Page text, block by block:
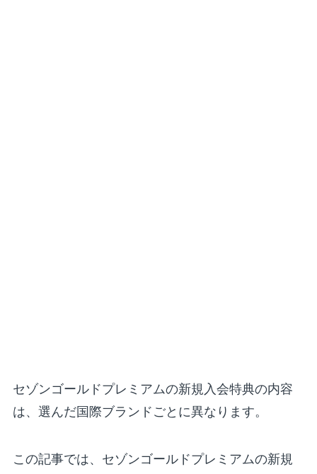
セゾンゴールドプレミアムの新規入会特典の内容
は、選んだ国際ブランドごとに異なります。
この記事では、セゾンゴールドプレミアムの新規